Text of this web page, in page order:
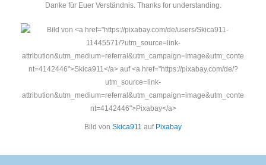
Danke für Euer Verständnis. Thanks for understanding.
Bild von Skica911 auf Pixabay